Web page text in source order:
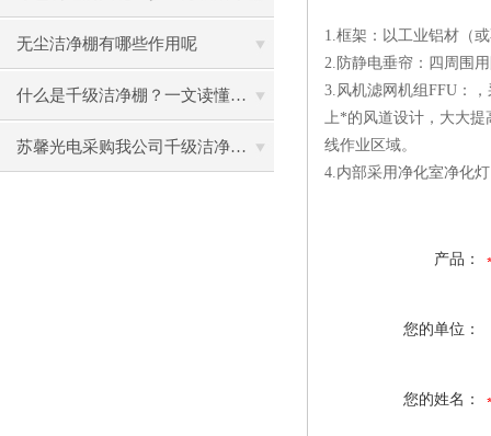
助力环保型半导体产业发展
无尘洁净棚有哪些作用呢
什么是千级洁净棚？一文读懂其结构特点与局部净化优势
苏馨光电采购我公司千级洁净棚普通工作台一批（7月07日）已顺利交货
1.框架：以工业铝材（
2.防静电垂帘：四周围
3.风机滤网机组FFU：
上*的风道设计，大大提
线作业区域。
4.内部采用净化室净化
产品：
您的单位：
您的姓名：